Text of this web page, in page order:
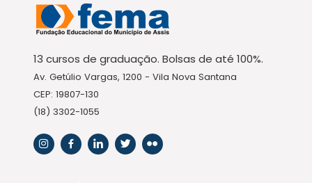
13 cursos de graduação. Bolsas de até 100%.
Av. Getúlio Vargas, 1200 - Vila Nova Santana
CEP: 19807-130
(18) 3302-1055